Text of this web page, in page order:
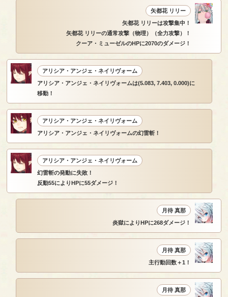
矢都花 リリー
矢都花 リリーは攻撃集中！
矢都花 リリーの通常攻撃（物理）（全力攻撃）！
クーア・ミューゼルのHPに2070のダメージ！
アリシア・アンジェ・ネイリヴォーム
アリシア・アンジェ・ネイリヴォームは(5.083, 7.403, 0.000)に
移動！
アリシア・アンジェ・ネイリヴォーム
アリシア・アンジェ・ネイリヴォームの幻雷斬！
アリシア・アンジェ・ネイリヴォーム
幻雷斬の発動に失敗！
反動55によりHPに55ダメージ！
月待 真那
炎獄によりHPに268ダメージ！
月待 真那
主行動回数＋1！
月待 真那